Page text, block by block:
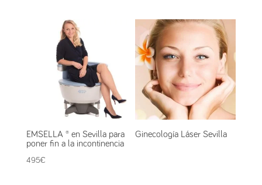
EMSELLA ® en Sevilla para
poner fin a la incontinencia
495€
Ginecología Láser Sevilla